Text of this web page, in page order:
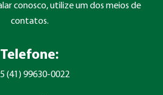
conosco, utilize um dos meios de
contatos.
Telefone:
(41) 99630-0022